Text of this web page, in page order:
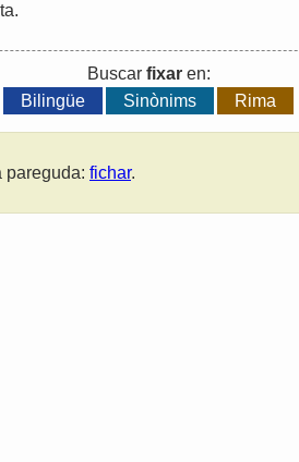
.
Buscar fixaren:
Bilingüe
Sinònims Rima
pareguda: fichar.